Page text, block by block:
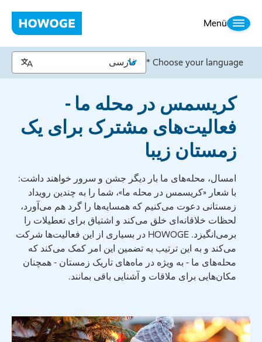
Menü
Choose your language *
کریسمس در محله ما -
فعالیت‌های مشترک برای یک
زمستان زیبا
امسال، محله‌های ما بار دیگر جشن و سرور خواهند داشت:
با شعار «کریسمس در محله ما»، شما را به چندین رویداد
زمستانی دعوت می‌کنیم که همسایه‌ها را گرد هم می‌آورد،
لحظات خلاقانه‌ای خلق می‌کند و اشتیاق برای تعطیلات را
برمی‌انگیزد. HOWOGE در بسیاری از این فعالیت‌ها شرکت
می‌کند و به این ترتیب به تضمین این امر کمک می‌کند که
محله‌های ما - به ویژه در ماه‌های تاریک زمستان - همچنان
مکان‌هایی برای ملاقات و آشنایی باقی بمانند.